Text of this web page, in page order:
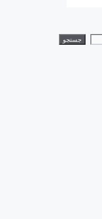
جستجو